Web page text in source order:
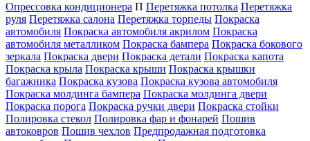
Опрессовка кондиционера П Перетяжка потолка Перетяжка
руля Перетяжка салона Перетяжка торпеды Покраска
автомобиля Покраска автомобиля акрилом Покраска
автомобиля металликом Покраска бампера Покраска бокового
зеркала Покраска двери Покраска детали Покраска капота
Покраска крыла Покраска крыши Покраска крышки
багажника Покраска кузова Покраска кузова автомобиля
Покраска молдинга бампера Покраска молдинга двери
Покраска порога Покраска ручки двери Покраска стойки
Полировка стекол Полировка фар и фонарей Пошив
автоковров Пошив чехлов Предпродажная подготовка